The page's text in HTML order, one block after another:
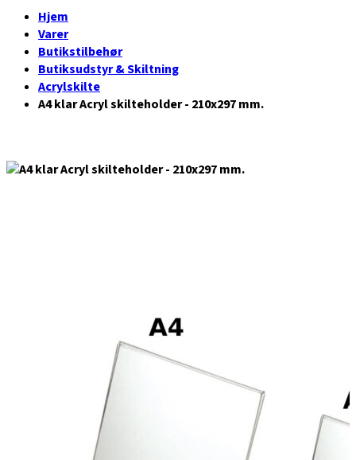
Hjem
Varer
Butikstilbehør
Butiksudstyr & Skiltning
Acrylskilte
A4 klar Acryl skilteholder - 210x297 mm.